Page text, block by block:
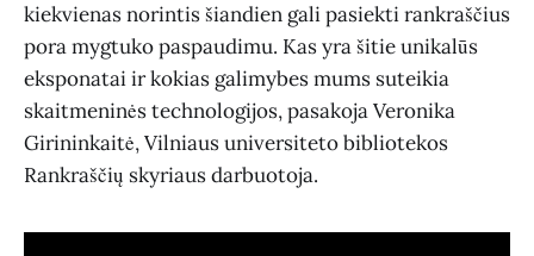
kiekvienas norintis šiandien gali pasiekti rankraščius
pora mygtuko paspaudimu. Kas yra šitie unikalūs
eksponatai ir kokias galimybes mums suteikia
skaitmeninės technologijos, pasakoja Veronika
Girininkaitė, Vilniaus universiteto bibliotekos
Rankraščių skyriaus darbuotoja.